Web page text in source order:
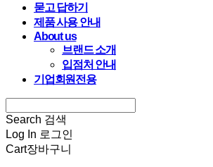
묻고 답하기
제품 사용 안내
About us
브랜드 소개
입점처 안내
기업회원전용
Search 검색
Log In 로그인
Cart장바구니